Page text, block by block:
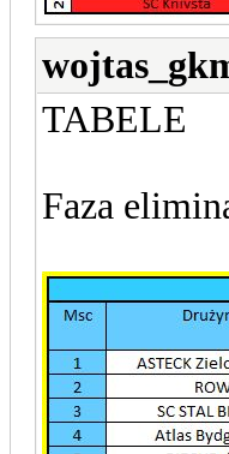
TABELE
Faza